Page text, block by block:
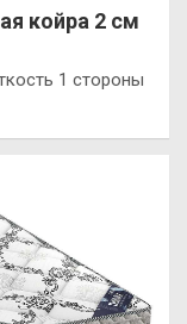
койра 2 см
1 стороны